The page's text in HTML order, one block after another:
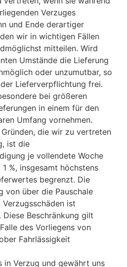
Verzuges
und Ende derartiger
wir in wichtigen Fällen
mitteilen. Wird
Umstände die Lieferung
oder unzumutbar, so
Lieferverpflichtung frei.
bei größeren
in einem für den
Umfang vornehmen.
die wir zu vertreten
ist die
je vollendete Woche
%, insgesamt höchstens
begrenzt. Die
von über die Pauschale
Verzugsschäden ist
Diese Beschränkung gilt
des Vorliegens von
Fahrlässigkeit
in Verzug und gewährt uns